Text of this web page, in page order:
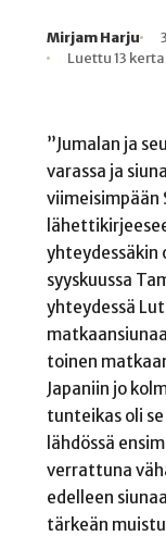
Kirjoittaja
Mirjam Harju
Julkaistu
Lukuaika
Lukukertoja
Luettu 13
”Jumalan ja
varassa ja
viimeisimpään
yhteydessäkin
syyskuussa
yhteydessä
toinen
Japaniin jo
tunteikas oli
lähdössä
verrattuna
edelleen
tärkeän